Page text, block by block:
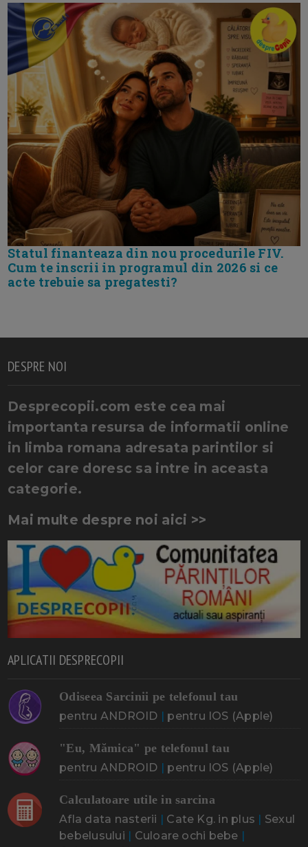
Statul finanteaza din nou procedurile FIV.
Cum te inscrii in programul din 2026 si ce
acte trebuie sa pregatesti?
DESPRE NOI
Desprecopii.com este cea mai
importanta resursa de informatii online
in limba romana adresata parintilor si
celor care doresc sa intre in aceasta
categorie.
Mai multe despre noi aici >>
APLICATII DESPRECOPII
Odiseea Sarcinii pe telefonul tau
pentru ANDROID | pentru IOS (Apple)
"Eu, Mămica" pe telefonul tau
pentru ANDROID | pentru IOS (Apple)
Calculatoare utile in sarcina
Afla data nasterii | Cate Kg. in plus | Sexul
bebelusului | Culoare ochi bebe |